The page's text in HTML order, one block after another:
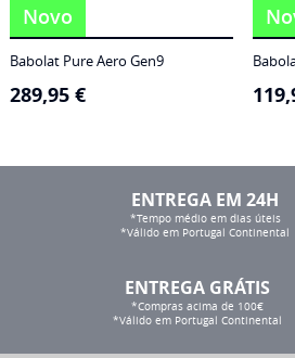
Novo
Babolat Pure Aero Gen9
289,95 €
ENTREGA EM 24H
*Tempo médio em dias úteis
*Válido em Portugal Continental
ENTREGA GRÁTIS
*Compras acima de 100€
*Válido em Portugal Continental